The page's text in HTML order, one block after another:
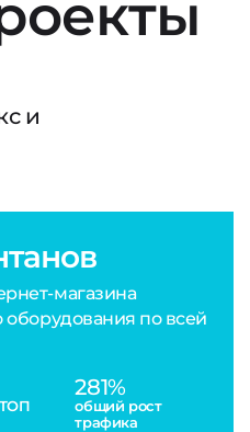
и
магазина
по всей
281%
общий рост
трафика